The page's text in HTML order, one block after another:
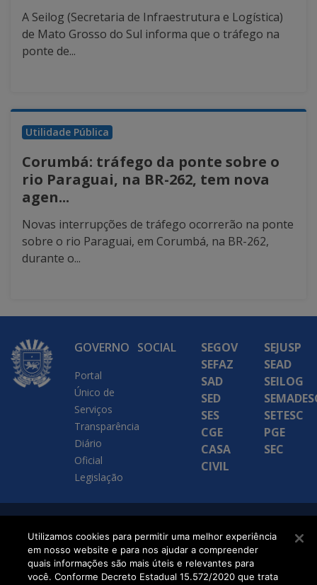
A Seilog (Secretaria de Infraestrutura e Logística)
de Mato Grosso do Sul informa que o tráfego na
ponte de...
Utilidade Pública
Corumbá: tráfego da ponte sobre o
rio Paraguai, na BR-262, tem nova
agen...
Novas interrupções de tráfego ocorrerão na ponte
sobre o rio Paraguai, em Corumbá, na BR-262,
durante o...
GOVERNO
Portal
Único de
Serviços
Transparência
Diário
Oficial
Legislação
SOCIAL
SEGOV
SEFAZ
SAD
SED
SES
CGE
CASA
CIVIL
SEJUSP
SEAD
SEILOG
SETESC
PGE
SEC
SETDIG | Secretaria-
Executiva de
Transformação Digital
Utilizamos cookies para permitir uma melhor experiência
em nosso website e para nos ajudar a compreender
quais informações são mais úteis e relevantes para
você. Conforme Decreto Estadual 15.572/2020 que trata